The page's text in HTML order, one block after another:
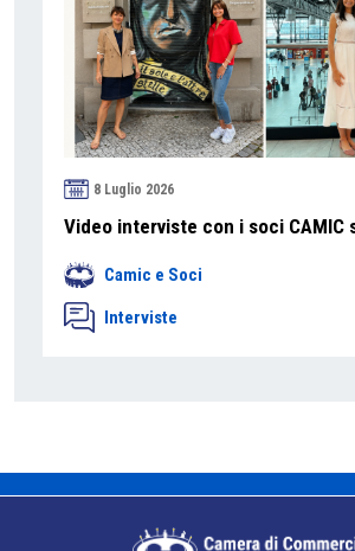
8 Luglio 2026
Video interviste con i soci CAMIC
Camic e Soci
Interviste